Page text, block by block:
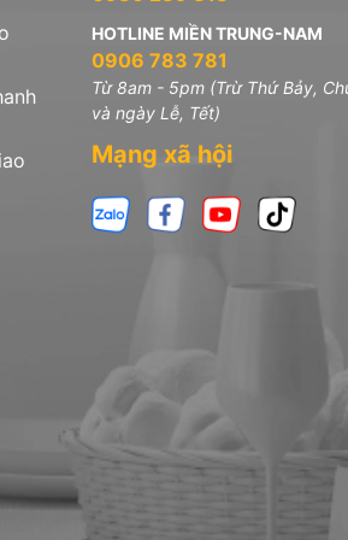
HOTLINE MIỀN TRUNG-NAM
0906 783 781
Từ 8am - 5pm (Trừ Thứ Bảy,
và ngày Lễ, Tết)
Mạng xã hội